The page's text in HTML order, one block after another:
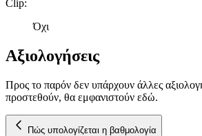
Clip:
Όχι
Αξιολογήσεις
Προς το παρόν δεν υπάρχουν άλλες
προστεθούν, θα εμφανιστούν εδώ.
Πώς υπολογίζεται η βαθμολογία